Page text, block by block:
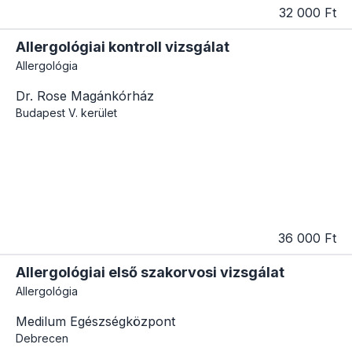
32 000 Ft
Allergológiai kontroll vizsgálat
Allergológia
Dr. Rose Magánkórház
Budapest V. kerület
36 000 Ft
Allergológiai első szakorvosi vizsgálat
Allergológia
Medilum Egészségközpont
Debrecen